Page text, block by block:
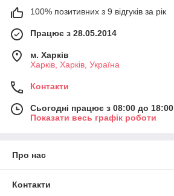
100% позитивних з 9 відгуків за рік
Працює з 28.05.2014
м. Харків
Харків, Харків, Україна
Контакти
Сьогодні працює з 08:00 до 18:00
Показати весь графік роботи
Про нас
Контакти